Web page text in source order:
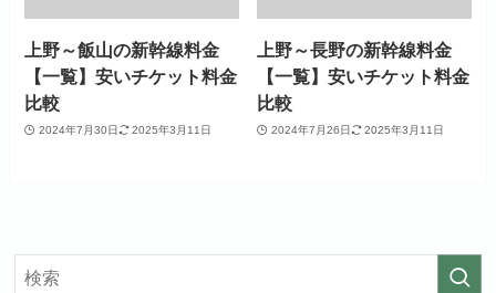
上野～飯山の新幹線料金
【一覧】安いチケット料金
比較
2024年7月30日 2025年3月11日
上野～長野の新幹線料金
【一覧】安いチケット料金
比較
2024年7月26日 2025年3月11日